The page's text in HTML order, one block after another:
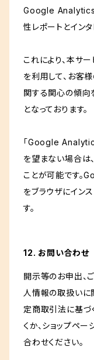
Google Analytics
性レポートとイン
これにより、本
を利用して、お客
関する関心の傾向
となっております。
「Google
を望まない場合は
ことが可能です。
をブラウザにイン
す。
12. お問い合わせ
開示等のお申出、
人情報の取扱いに
定商取引法に基づ
くか、ショップペ
合わせください。